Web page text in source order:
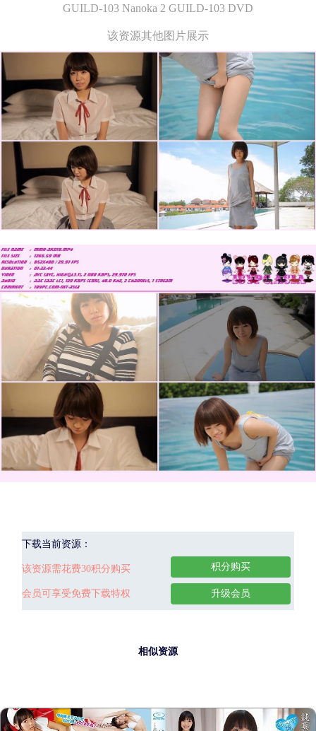
GUILD-103 Nanoka 2 GUILD-103 DVD
该资源其他图片展示
下载当前资源：
该资源需花费30积分购买
会员可享受免费下载特权
积分购买
升级会员
相似资源